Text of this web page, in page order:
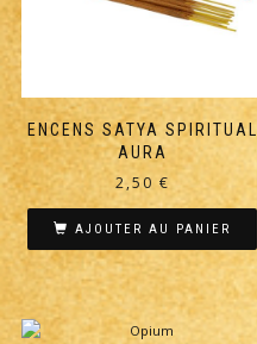
ENCENS SATYA SPIRITUAL
AURA
2,50 €
AJOUTER AU PANIER